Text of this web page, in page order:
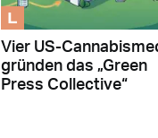
L
Vier US-
gründen das „Green
Press Collective“